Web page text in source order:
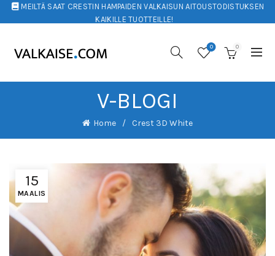
MEILTÄ SAAT CRESTIN HAMPAIDEN VALKAISUN AITOUSTODISTUKSEN
KAIKILLE TUOTTEILLE!
0 0
V-BLOGI
Home Crest 3D White
15
MAALIS